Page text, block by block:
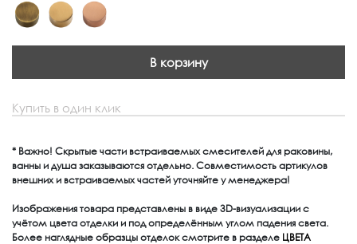
В корзину
Купить в один клик
* Важно! Скрытые части встраиваемых смесителей для раковины,
ванны и душа заказываются отдельно. Совместимость артикулов
внешних и встраиваемых частей уточняйте у менеджера!
Изображения товара представлены в виде 3D-визуализации с
учётом цвета отделки и под определённым углом падения света.
Более наглядные образцы отделок смотрите в разделе ЦВЕТА